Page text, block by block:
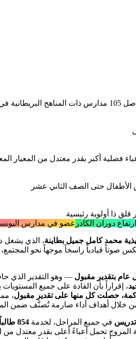
ذا أولوية رئيسية
دوران الكادر عضو في مدارس
محمد كامل جميل بطاينة، الذي يشغل
قيادياً راسخاً موجهاً نحو
— وهو التقدير الذي
، إقراراً بأن القادة على جميع
حصلت كل منها على تقدير مقبول،
من خلال أهداف أداء صارمة تُصنَّف ضمن
في جميع المراحل، لخدمة 854 طالباً
تحمل أعباءً أعلى بقدر معتدل من